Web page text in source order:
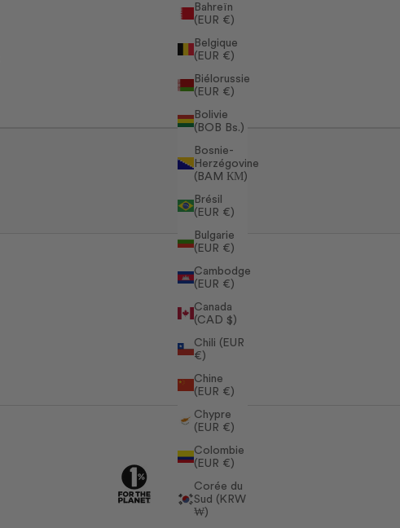
Bahreïn
(EUR €)
Belgique
(EUR €)
Biélorussie
(EUR €)
Bolivie
(BOB Bs.)
Bosnie-
Herzégovine
(BAM КМ)
Brésil
(EUR €)
Bulgarie
(EUR €)
Cambodge
(EUR €)
Canada
(CAD $)
Chili (EUR
€)
Chine
(EUR €)
Chypre
(EUR €)
Colombie
(EUR €)
Corée du
Sud (KRW
₩)